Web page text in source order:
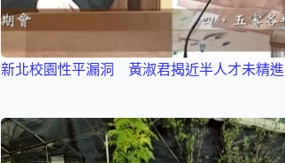
新北校園性平漏洞 黃淑君揭近半人才未精進